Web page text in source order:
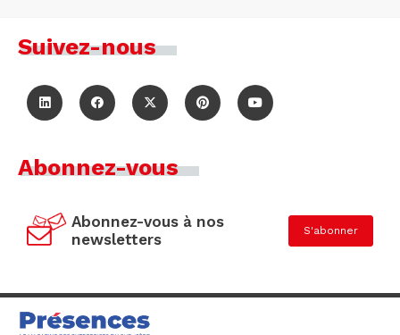
Suivez-nous
Abonnez-vous
Abonnez-vous à nos
newsletters
S'abonner